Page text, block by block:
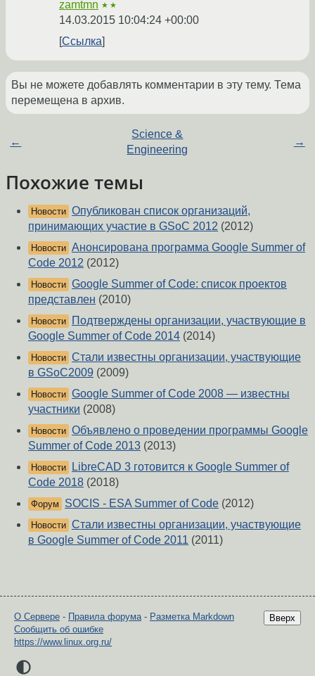
zamtmn ★★
14.03.2015 10:04:24 +00:00
Ссылка
Вы не можете добавлять комментарии в эту тему. Тема
перемещена в архив.
←
Science &
Engineering
→
Похожие темы
Новости Опубликован список организаций,
принимающих участие в GSoC 2012 (2012)
Новости Анонсирована программа Google Summer of
Code 2012 (2012)
Новости Google Summer of Code: список проектов
представлен (2010)
Новости
Подтверждены организации, участвующие в
Google Summer of Code 2014 (2014)
Новости Стали известны организации, участвующие
в GSoC2009 (2009)
Новости Google Summer of Code 2008 — известны
участники (2008)
Новости Объявлено о проведении программы Google
Summer of Code 2013 (2013)
Новости
LibreCAD 3 готовится к Google Summer of
Code 2018 (2018)
Форум SOCIS - ESA Summer of Code (2012)
Новости Стали известны организации, участвующие
в Google Summer of Code 2011 (2011)
Вверх
О Сервере - Правила форума- Разметка Markdown
Сообщить об ошибке
https://www.linux.org.ru/